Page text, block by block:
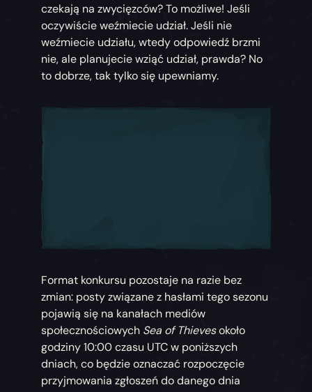
czekają na zwycięzców? To możliwe! Jeśli
oczywiście weźmiecie udział. Jeśli nie
weźmiecie udziału, wtedy odpowiedź brzmi
nie, ale planujecie wziąć udział, prawda? No
to dobrze, tak tylko się upewniamy.
Format konkursu pozostaje na razie bez
zmian: posty związane z hasłami tego sezonu
pojawią się na kanałach mediów
społecznościowych Sea of Thievesokoło
godziny 10:00 czasu UTC w poniższych
dniach, co będzie oznaczać rozpoczęcie
przyjmowania zgłoszeń do danego dnia